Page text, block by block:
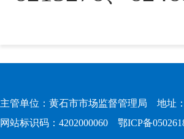
主管单位：黄石市市场监督管理局 地址
网站标识码：4202000060 鄂ICP备